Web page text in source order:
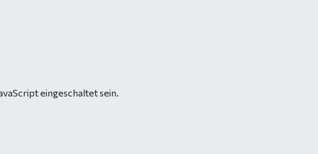
eingeschaltet sein.